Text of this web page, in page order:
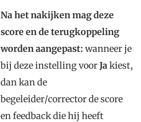
Na het nakijken mag deze
score en de terugkoppeling
worden aangepast: wanneer je
bij deze instelling voorJakiest,
dan kan de
begeleider/corrector de score
en feedback die hij heeft